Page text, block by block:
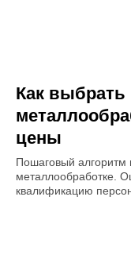
Как выбрать
цены
Пошаговый алгоритм
металлообработке.
квалификацию